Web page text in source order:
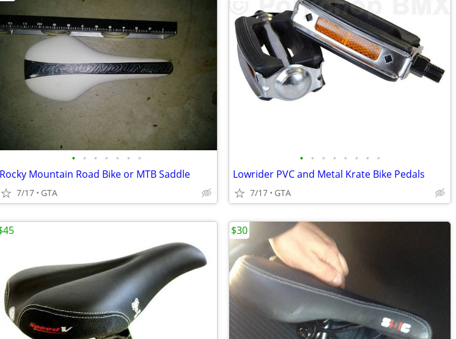
• • • • • • •
Rocky Mountain Road Bike or MTB Saddle
7/17 GTA
• • • • • • • •
Lowrider PVC and Metal Krate Bike Pedals
7/17 GTA
$30